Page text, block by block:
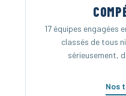
17 équipes engagées
classés de tous
sérieusement,
Nos